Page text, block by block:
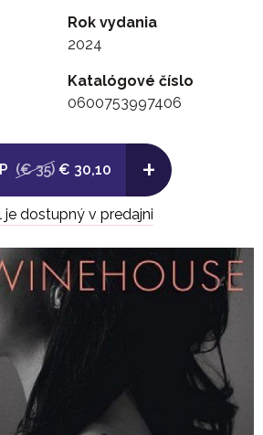
- Mad About The Boy
Is A Losing Game
featuring Clifford Brown -
Tears Dry On Their Own
Rok vydania
2024
Katalógové číslo
0600753997406
(€ 35) € 30,10 +
je dostupný v predajni